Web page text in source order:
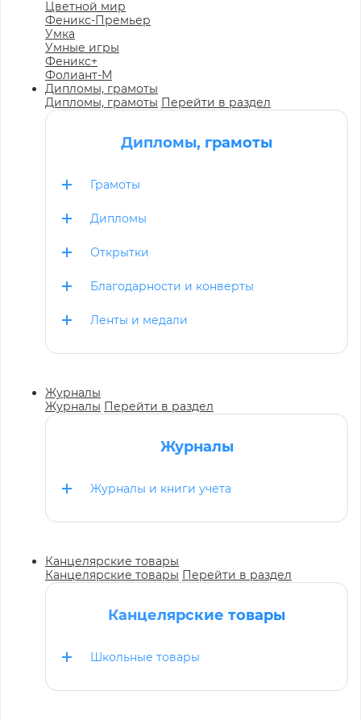
Цветной мир
Феникс-Премьер
Умка
Умные игры
Феникс+
Фолиант-М
Дипломы, грамоты
Дипломы, грамоты Перейти в раздел
Дипломы, грамоты
Грамоты
Дипломы
Открытки
Благодарности и конверты
Ленты и медали
Журналы
Журналы Перейти в раздел
Журналы
Журналы и книги учета
Канцелярские товары
Канцелярские товары Перейти в раздел
Канцелярские товары
Школьные товары